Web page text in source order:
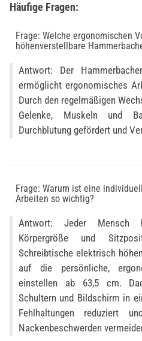
Häufige Fragen:
Frage: Welche ergonomischen
höhenverstellbare
Antwort: Der
ermöglicht ergonomisches
Durch den regelmäßigen
Gelenke, Muskeln und
Durchblutung gefördert und
Frage: Warum ist eine
Arbeiten so wichtig?
Antwort: Jeder Mensch
Körpergröße und
Schreibtische elektrisch
auf die persönliche,
einstellen ab 63,5 cm.
Schultern und Bildschirm in
Fehlhaltungen reduziert
Nackenbeschwerden